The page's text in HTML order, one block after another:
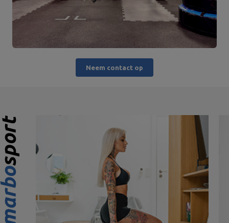
Neem contact op